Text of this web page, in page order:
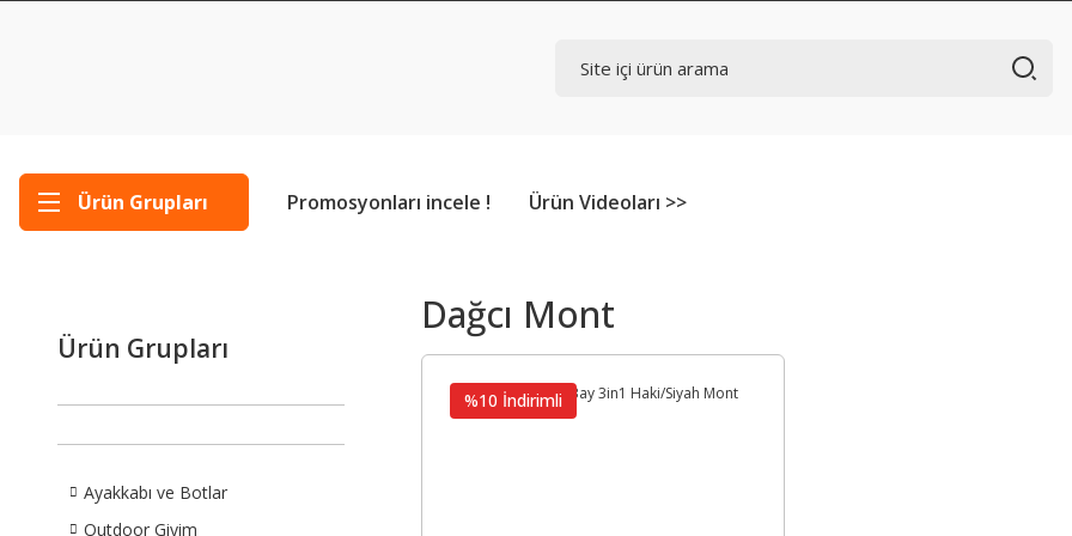
Ürün Grupları Promosyonları incele ! Ürün Videoları >>
Ürün Grupları
Ayakkabı ve Botlar
Outdoor Giyim
Dağcı Mont
%10 İndirimli